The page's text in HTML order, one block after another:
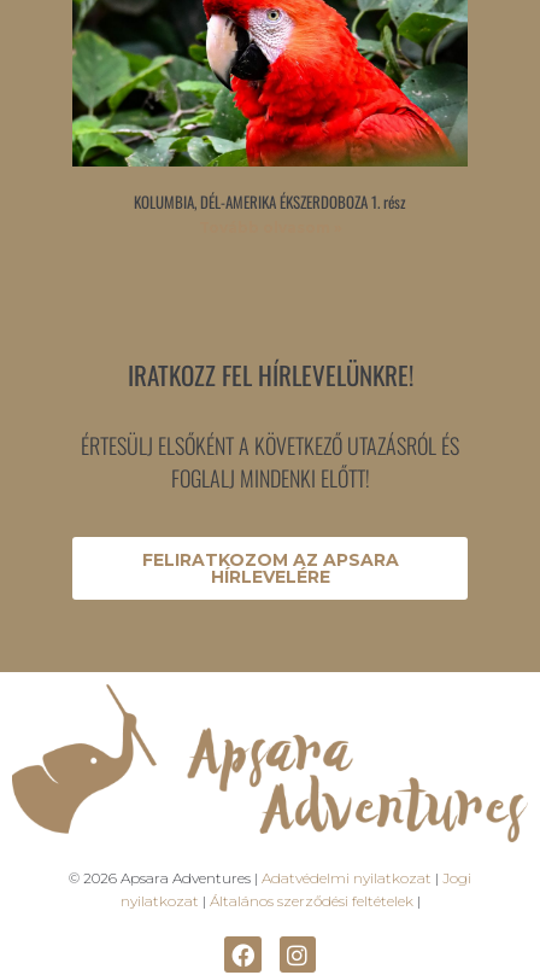
KOLUMBIA, DÉL-AMERIKA ÉKSZERDOBOZA 1. rész
IRATKOZZ FEL HÍRLEVELÜNKRE!
ÉRTESÜLJ ELSŐKÉNT A KÖVETKEZŐ UTAZÁSRÓL ÉS
FOGLALJ MINDENKI ELŐTT!
FELIRATKOZOM AZ APSARA
HÍRLEVELÉRE
© 2026 Apsara Adventures | Adatvédelmi nyilatkozat | Jogi
nyilatkozat | Általános szerződési feltételek |